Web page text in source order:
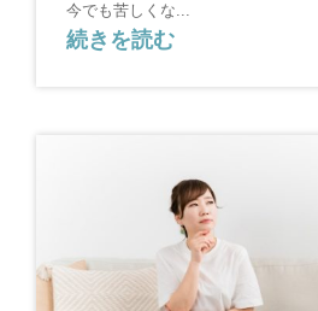
今でも苦しくな...
続きを読む